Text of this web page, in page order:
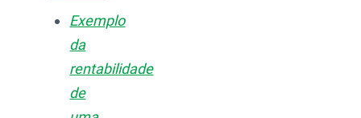
Exemplo
da
rentabilidade
de